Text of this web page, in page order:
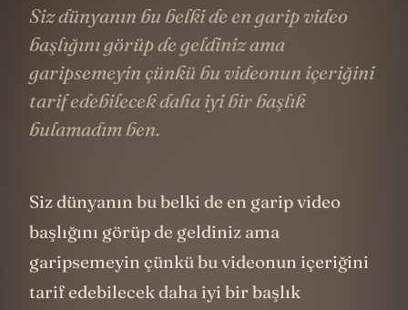
Siz dünyanın bu belki de en garip video
başlığını görüp de geldiniz ama
garipsemeyin çünkü bu videonun içeriğini
tarif edebilecek daha iyi bir başlık
bulamadım ben.
Siz dünyanın bu belki de en garip video
başlığını görüp de geldiniz ama
garipsemeyin çünkü bu videonun içeriğini
tarif edebilecek daha iyi bir başlık